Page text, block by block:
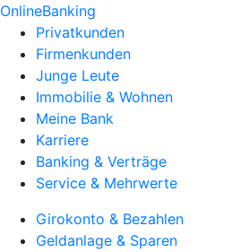
OnlineBanking
Privatkunden
Firmenkunden
Junge Leute
Immobilie & Wohnen
Meine Bank
Karriere
Banking & Verträge
Service & Mehrwerte
Girokonto & Bezahlen
Geldanlage & Sparen